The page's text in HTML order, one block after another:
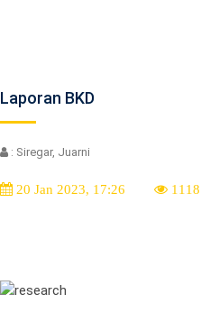
Laporan BKD
: Siregar, Juarni
20 Jan 2023, 17:26 1118